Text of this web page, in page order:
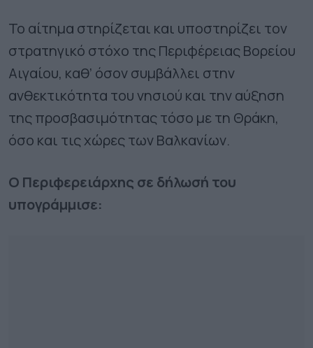
Το αίτημα στηρίζεται και υποστηρίζει τον
στρατηγικό στόχο της Περιφέρειας Βορείου
Αιγαίου, καθ’ όσον συμβάλλει στην
ανθεκτικότητα του νησιού και την αύξηση
της προσβασιμότητας τόσο με τη Θράκη,
όσο και τις χώρες των Βαλκανίων.
Ο Περιφερειάρχης σε δήλωσή του
υπογράμμισε: